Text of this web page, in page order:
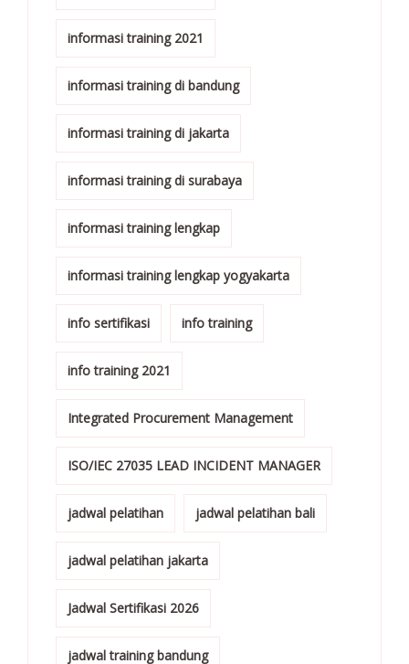
informasi training 2021
informasi training di bandung
informasi training di jakarta
informasi training di surabaya
informasi training lengkap
informasi training lengkap yogyakarta
info sertifikasi info training
info training 2021
Integrated Procurement Management
ISO/IEC 27035 LEAD INCIDENT MANAGER
jadwal pelatihan jadwal pelatihan bali
jadwal pelatihan jakarta
Jadwal Sertifikasi 2026
jadwal training bandung